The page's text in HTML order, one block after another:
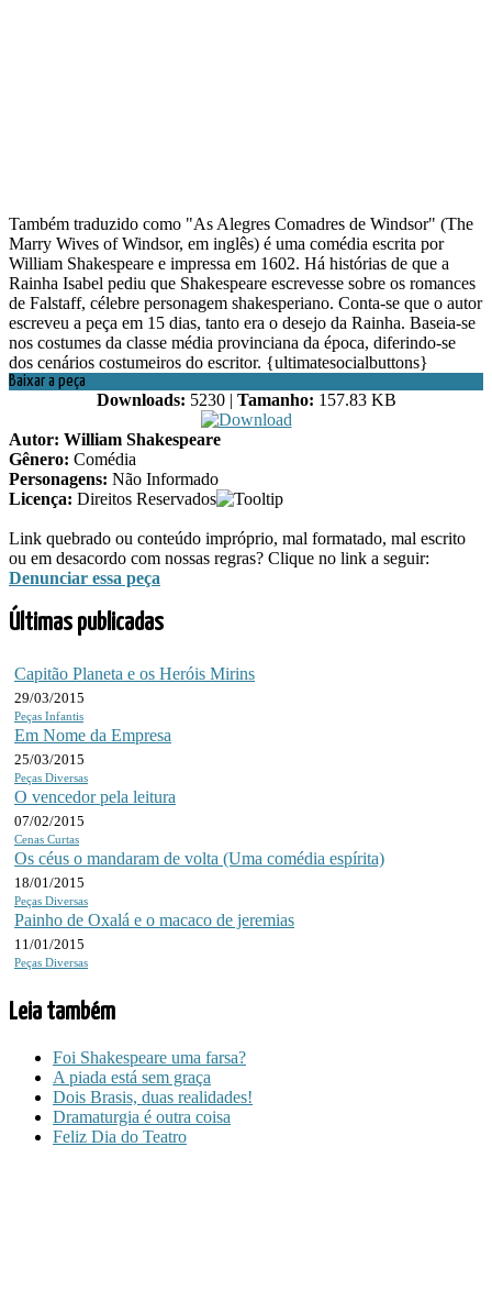
Também traduzido como "As Alegres Comadres de Windsor" (The
Marry Wives of Windsor, em inglês) é uma comédia escrita por
William Shakespeare e impressa em 1602. Há histórias de que a
Rainha Isabel pediu que Shakespeare escrevesse sobre os romances
de Falstaff, célebre personagem shakesperiano. Conta-se que o autor
escreveu a peça em 15 dias, tanto era o desejo da Rainha. Baseia-se
nos costumes da classe média provinciana da época, diferindo-se
dos cenários costumeiros do escritor. {ultimatesocialbuttons}
Baixar a peça
Downloads: 5230 | Tamanho: 157.83 KB
Autor: William Shakespeare
Gênero: Comédia
Personagens: Não Informado
Licença: Direitos Reservados
Link quebrado ou conteúdo impróprio, mal formatado, mal escrito
ou em desacordo com nossas regras? Clique no link a seguir:
Denunciar essa peça
Últimas publicadas
Capitão Planeta e os Heróis Mirins
29/03/2015
Peças Infantis
Em Nome da Empresa
25/03/2015
Peças Diversas
O vencedor pela leitura
07/02/2015
Cenas Curtas
Os céus o mandaram de volta (Uma comédia espírita)
18/01/2015
Peças Diversas
Painho de Oxalá e o macaco de jeremias
11/01/2015
Peças Diversas
Leia também
Foi Shakespeare uma farsa?
A piada está sem graça
Dois Brasis, duas realidades!
Dramaturgia é outra coisa
Feliz Dia do Teatro